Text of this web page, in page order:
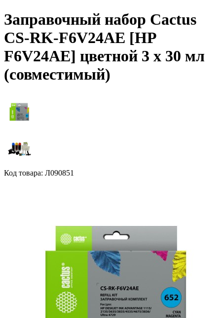
Заправочный набор Cactus
CS-RK-F6V24AE [HP
F6V24AE] цветной 3 x 30 мл
(совместимый)
Код товара: Л090851